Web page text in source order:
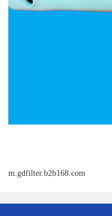
m.gdfilter.b2b168.com